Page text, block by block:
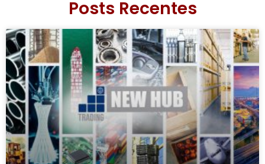
Posts Recentes